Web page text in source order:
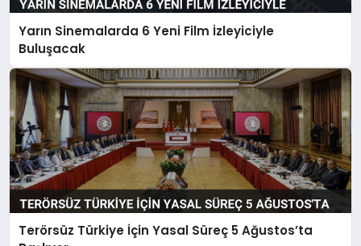
Yarın Sinemalarda 6 Yeni Film İzleyiciyle
Buluşacak
Terörsüz Türkiye İçin Yasal Süreç 5 Ağustos’ta